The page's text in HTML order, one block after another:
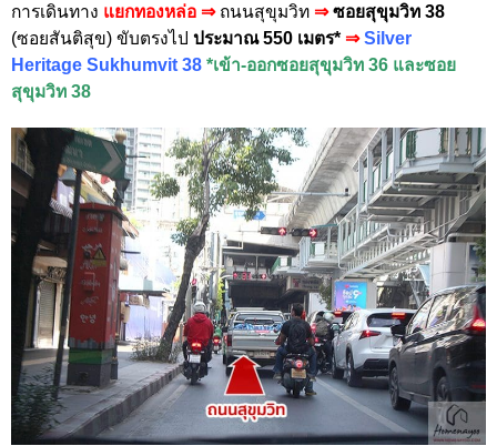
การเดินทาง แยกทองหล่อ ⇒ ถนนสุขุมวิท ⇒ซอยสุขุมวิท 38
(ซอยสันติสุข) ขับตรงไป ประมาณ 550 เมตร* ⇒Silver
Heritage Sukhumvit 38 *เข้า-ออกซอยสุขุมวิท 36 และซอย
สุขุมวิท 38